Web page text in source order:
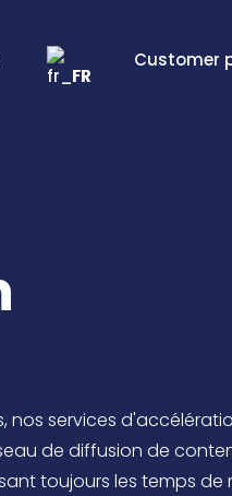
FR
Customer
nos services
de diffusion de
toujours les temps de